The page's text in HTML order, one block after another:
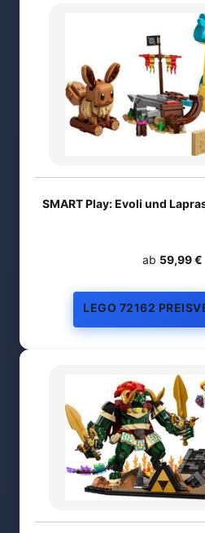
SMART Play: Evoli und
ab 59,99 €
LEGO 72162